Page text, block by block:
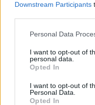
Downstream Participants
Personal Data
I want to opt-out of
personal data.
Opted In
I want to opt-out of
Personal Data.
Opted In
αποτελέσματα
08/11/2017 - 02:00